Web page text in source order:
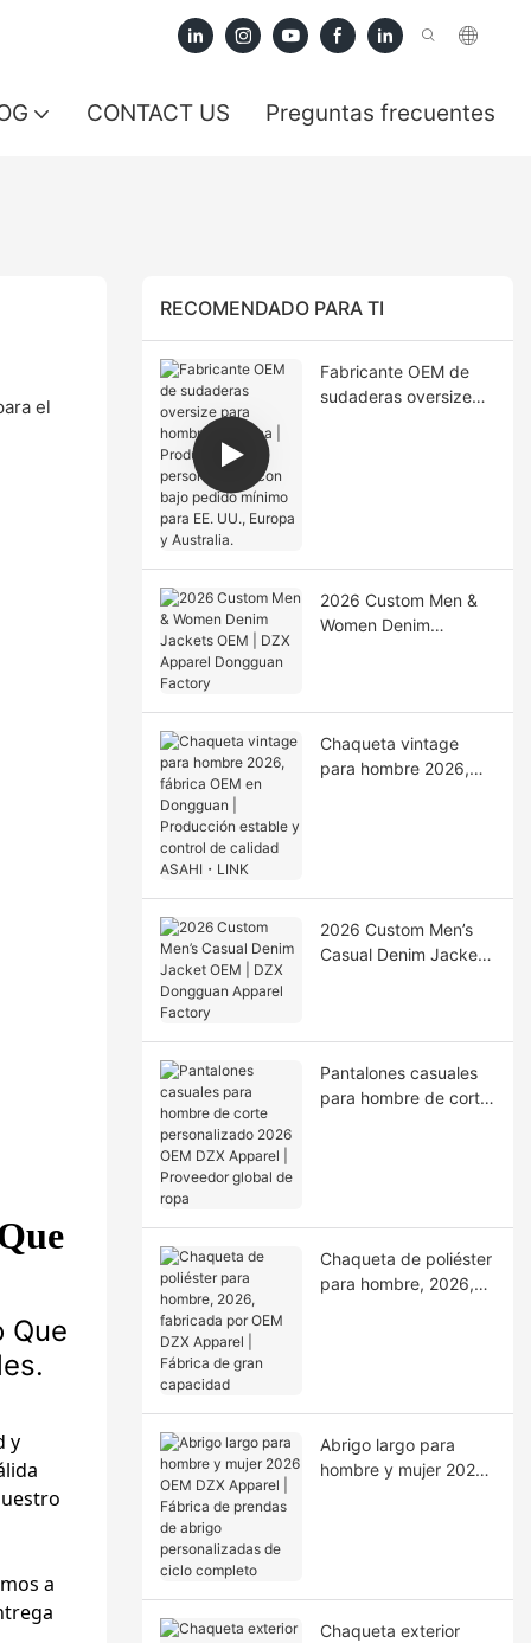
CONTACT US Preguntas frecuentes
el
Que
y
a
RECOMENDADO PARA TI
Fabricante OEM de
sudaderas oversize
2026 Custom Men &
Women Denim
Chaqueta vintage
para hombre 2026,
2026 Custom Men’s
Casual Denim Jacket
Pantalones casuales
para hombre de corte
Chaqueta de poliéster
para hombre, 2026,
Abrigo largo para
hombre y mujer 2026
Chaqueta exterior